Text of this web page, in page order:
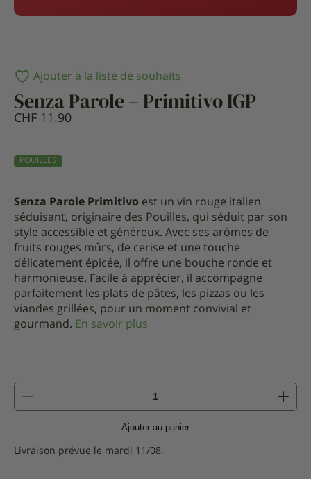
Ajouter à la liste de souhaits
Senza Parole – Primitivo IGP
CHF 11.90
POUILLES
Senza Parole Primitivo est un vin rouge italien
séduisant, originaire des Pouilles, qui séduit par son
style accessible et généreux. Avec ses arômes de
fruits rouges mûrs, de cerise et une touche
délicatement épicée, il offre une bouche ronde et
harmonieuse. Facile à apprécier, il accompagne
parfaitement les plats de pâtes, les pizzas ou les
viandes grillées, pour un moment convivial et
gourmand. En savoir plus
-
Ajouter au panier
Livraison prévue le mardi 11/08.